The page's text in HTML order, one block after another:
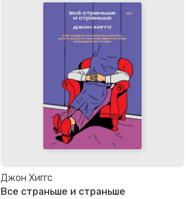
Джон Хиггс
Все страньше и страньше